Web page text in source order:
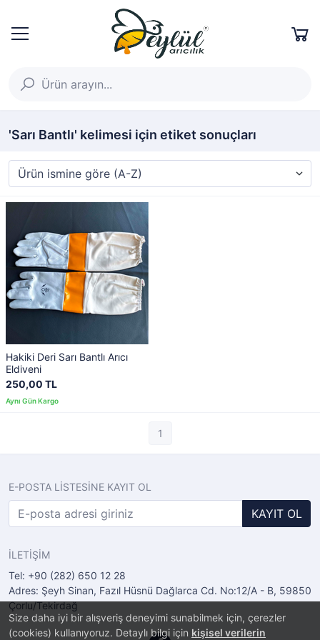
Size daha iyi bir alışveriş deneyimi sunabilmek için, çerezler
(cookies) kullanıyoruz. Detaylı bilgi için kişisel verilerin
'Sarı Bantlı' kelimesi için etiket sonuçları
Hakiki Deri Sarı Bantlı Arıcı
Eldiveni
250,00 TL
1
E-POSTA LİSTESİNE KAYIT OL
KAYIT OL
İLETİŞİM
Tel: +90 (282) 650 12 28
Adres: Şeyh Sinan, Fazıl Hüsnü Dağlarca Cd. No:12/A - B, 59850
Çorlu/Tekirdağ